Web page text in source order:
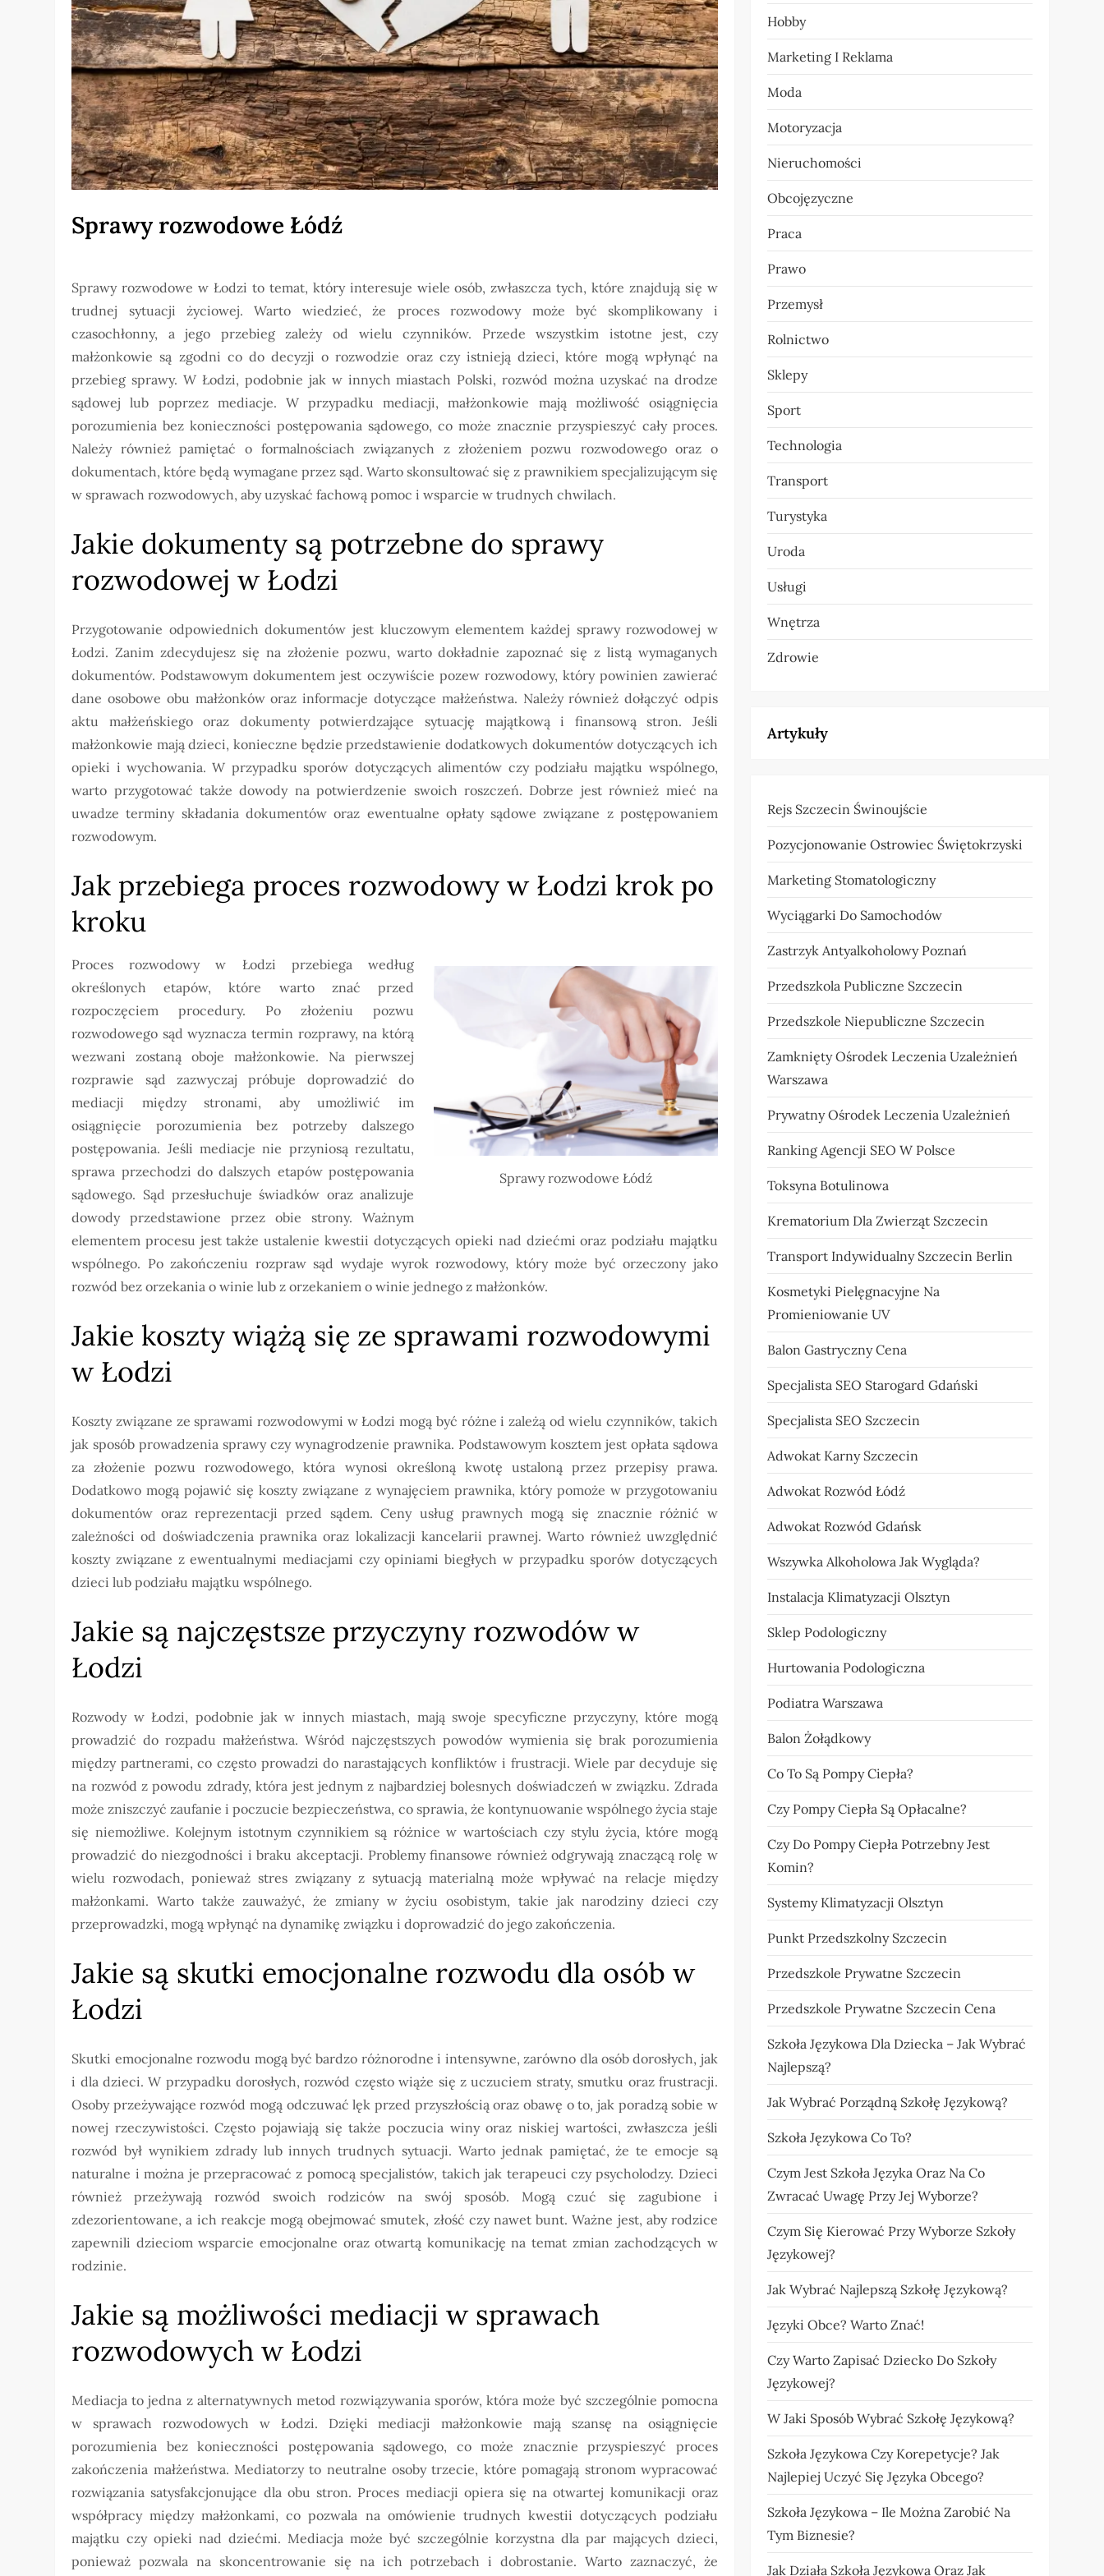
Sprawy rozwodowe Łódź
Sprawy rozwodowe w Łodzi to temat, który interesuje wiele osób, zwłaszcza tych, które znajdują się w
trudnej sytuacji życiowej. Warto wiedzieć, że proces rozwodowy może być skomplikowany i
czasochłonny, a jego przebieg zależy od wielu czynników. Przede wszystkim istotne jest, czy
małżonkowie są zgodni co do decyzji o rozwodzie oraz czy istnieją dzieci, które mogą wpłynąć na
przebieg sprawy. W Łodzi, podobnie jak w innych miastach Polski, rozwód można uzyskać na drodze
sądowej lub poprzez mediacje. W przypadku mediacji, małżonkowie mają możliwość osiągnięcia
porozumienia bez konieczności postępowania sądowego, co może znacznie przyspieszyć cały proces.
Należy również pamiętać o formalnościach związanych z złożeniem pozwu rozwodowego oraz o
dokumentach, które będą wymagane przez sąd. Warto skonsultować się z prawnikiem specjalizującym się
w sprawach rozwodowych, aby uzyskać fachową pomoc i wsparcie w trudnych chwilach.
Jakie dokumenty są potrzebne do sprawy
rozwodowej w Łodzi
Przygotowanie odpowiednich dokumentów jest kluczowym elementem każdej sprawy rozwodowej w
Łodzi. Zanim zdecydujesz się na złożenie pozwu, warto dokładnie zapoznać się z listą wymaganych
dokumentów. Podstawowym dokumentem jest oczywiście pozew rozwodowy, który powinien zawierać
dane osobowe obu małżonków oraz informacje dotyczące małżeństwa. Należy również dołączyć odpis
aktu małżeńskiego oraz dokumenty potwierdzające sytuację majątkową i finansową stron. Jeśli
małżonkowie mają dzieci, konieczne będzie przedstawienie dodatkowych dokumentów dotyczących ich
opieki i wychowania. W przypadku sporów dotyczących alimentów czy podziału majątku wspólnego,
warto przygotować także dowody na potwierdzenie swoich roszczeń. Dobrze jest również mieć na
uwadze terminy składania dokumentów oraz ewentualne opłaty sądowe związane z postępowaniem
rozwodowym.
Jak przebiega proces rozwodowy w Łodzi krok po
kroku
Sprawy rozwodowe Łódź
Proces rozwodowy w Łodzi przebiega według
określonych etapów, które warto znać przed
rozpoczęciem procedury. Po złożeniu pozwu
rozwodowego sąd wyznacza termin rozprawy, na którą
wezwani zostaną oboje małżonkowie. Na pierwszej
rozprawie sąd zazwyczaj próbuje doprowadzić do
mediacji między stronami, aby umożliwić im
osiągnięcie porozumienia bez potrzeby dalszego
postępowania. Jeśli mediacje nie przyniosą rezultatu,
sprawa przechodzi do dalszych etapów postępowania
sądowego. Sąd przesłuchuje świadków oraz analizuje
dowody przedstawione przez obie strony. Ważnym
elementem procesu jest także ustalenie kwestii dotyczących opieki nad dziećmi oraz podziału majątku
wspólnego. Po zakończeniu rozpraw sąd wydaje wyrok rozwodowy, który może być orzeczony jako
rozwód bez orzekania o winie lub z orzekaniem o winie jednego z małżonków.
Jakie koszty wiążą się ze sprawami rozwodowymi
w Łodzi
Koszty związane ze sprawami rozwodowymi w Łodzi mogą być różne i zależą od wielu czynników, takich
jak sposób prowadzenia sprawy czy wynagrodzenie prawnika. Podstawowym kosztem jest opłata sądowa
za złożenie pozwu rozwodowego, która wynosi określoną kwotę ustaloną przez przepisy prawa.
Dodatkowo mogą pojawić się koszty związane z wynajęciem prawnika, który pomoże w przygotowaniu
dokumentów oraz reprezentacji przed sądem. Ceny usług prawnych mogą się znacznie różnić w
zależności od doświadczenia prawnika oraz lokalizacji kancelarii prawnej. Warto również uwzględnić
koszty związane z ewentualnymi mediacjami czy opiniami biegłych w przypadku sporów dotyczących
dzieci lub podziału majątku wspólnego.
Jakie są najczęstsze przyczyny rozwodów w
Łodzi
Rozwody w Łodzi, podobnie jak w innych miastach, mają swoje specyficzne przyczyny, które mogą
prowadzić do rozpadu małżeństwa. Wśród najczęstszych powodów wymienia się brak porozumienia
między partnerami, co często prowadzi do narastających konfliktów i frustracji. Wiele par decyduje się
na rozwód z powodu zdrady, która jest jednym z najbardziej bolesnych doświadczeń w związku. Zdrada
może zniszczyć zaufanie i poczucie bezpieczeństwa, co sprawia, że kontynuowanie wspólnego życia staje
się niemożliwe. Kolejnym istotnym czynnikiem są różnice w wartościach czy stylu życia, które mogą
prowadzić do niezgodności i braku akceptacji. Problemy finansowe również odgrywają znaczącą rolę w
wielu rozwodach, ponieważ stres związany z sytuacją materialną może wpływać na relacje między
małżonkami. Warto także zauważyć, że zmiany w życiu osobistym, takie jak narodziny dzieci czy
przeprowadzki, mogą wpłynąć na dynamikę związku i doprowadzić do jego zakończenia.
Jakie są skutki emocjonalne rozwodu dla osób w
Łodzi
Skutki emocjonalne rozwodu mogą być bardzo różnorodne i intensywne, zarówno dla osób dorosłych, jak
i dla dzieci. W przypadku dorosłych, rozwód często wiąże się z uczuciem straty, smutku oraz frustracji.
Osoby przeżywające rozwód mogą odczuwać lęk przed przyszłością oraz obawę o to, jak poradzą sobie w
nowej rzeczywistości. Często pojawiają się także poczucia winy oraz niskiej wartości, zwłaszcza jeśli
rozwód był wynikiem zdrady lub innych trudnych sytuacji. Warto jednak pamiętać, że te emocje są
naturalne i można je przepracować z pomocą specjalistów, takich jak terapeuci czy psycholodzy. Dzieci
również przeżywają rozwód swoich rodziców na swój sposób. Mogą czuć się zagubione i
zdezorientowane, a ich reakcje mogą obejmować smutek, złość czy nawet bunt. Ważne jest, aby rodzice
zapewnili dzieciom wsparcie emocjonalne oraz otwartą komunikację na temat zmian zachodzących w
rodzinie.
Jakie są możliwości mediacji w sprawach
rozwodowych w Łodzi
Mediacja to jedna z alternatywnych metod rozwiązywania sporów, która może być szczególnie pomocna
w sprawach rozwodowych w Łodzi. Dzięki mediacji małżonkowie mają szansę na osiągnięcie
porozumienia bez konieczności postępowania sądowego, co może znacznie przyspieszyć proces
zakończenia małżeństwa. Mediatorzy to neutralne osoby trzecie, które pomagają stronom wypracować
rozwiązania satysfakcjonujące dla obu stron. Proces mediacji opiera się na otwartej komunikacji oraz
współpracy między małżonkami, co pozwala na omówienie trudnych kwestii dotyczących podziału
majątku czy opieki nad dziećmi. Mediacja może być szczególnie korzystna dla par mających dzieci,
ponieważ pozwala na skoncentrowanie się na ich potrzebach i dobrostanie. Warto zaznaczyć, że
Hobby
Marketing I Reklama
Moda
Motoryzacja
Nieruchomości
Obcojęzyczne
Praca
Prawo
Przemysł
Rolnictwo
Sklepy
Sport
Technologia
Transport
Turystyka
Uroda
Usługi
Wnętrza
Zdrowie
Artykuły
Rejs Szczecin Świnoujście
Pozycjonowanie Ostrowiec Świętokrzyski
Marketing Stomatologiczny
Wyciągarki Do Samochodów
Zastrzyk Antyalkoholowy Poznań
Przedszkola Publiczne Szczecin
Przedszkole Niepubliczne Szczecin
Zamknięty Ośrodek Leczenia Uzależnień
Warszawa
Prywatny Ośrodek Leczenia Uzależnień
Ranking Agencji SEO W Polsce
Toksyna Botulinowa
Krematorium Dla Zwierząt Szczecin
Transport Indywidualny Szczecin Berlin
Kosmetyki Pielęgnacyjne Na
Promieniowanie UV
Balon Gastryczny Cena
Specjalista SEO Starogard Gdański
Specjalista SEO Szczecin
Adwokat Karny Szczecin
Adwokat Rozwód Łódź
Adwokat Rozwód Gdańsk
Wszywka Alkoholowa Jak Wygląda?
Instalacja Klimatyzacji Olsztyn
Sklep Podologiczny
Hurtowania Podologiczna
Podiatra Warszawa
Balon Żołądkowy
Co To Są Pompy Ciepła?
Czy Pompy Ciepła Są Opłacalne?
Czy Do Pompy Ciepła Potrzebny Jest
Komin?
Systemy Klimatyzacji Olsztyn
Punkt Przedszkolny Szczecin
Przedszkole Prywatne Szczecin
Przedszkole Prywatne Szczecin Cena
Szkoła Językowa Dla Dziecka – Jak Wybrać
Najlepszą?
Jak Wybrać Porządną Szkołę Językową?
Szkoła Językowa Co To?
Czym Jest Szkoła Języka Oraz Na Co
Zwracać Uwagę Przy Jej Wyborze?
Czym Się Kierować Przy Wyborze Szkoły
Językowej?
Jak Wybrać Najlepszą Szkołę Językową?
Języki Obce? Warto Znać!
Czy Warto Zapisać Dziecko Do Szkoły
Językowej?
W Jaki Sposób Wybrać Szkołę Językową?
Szkoła Językowa Czy Korepetycje? Jak
Najlepiej Uczyć Się Języka Obcego?
Szkoła Językowa – Ile Można Zarobić Na
Tym Biznesie?
Jak Działa Szkoła Językowa Oraz Jak